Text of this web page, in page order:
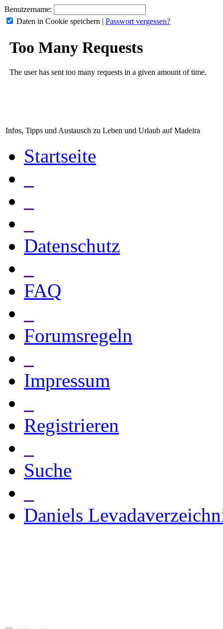
Benutzername:
Daten in Cookie speichern | Passwort vergessen?
Infos, Tipps und Austausch zu Leben und Urlaub auf Madeira
Startseite
Datenschutz
FAQ
Forumsregeln
Impressum
Registrieren
Suche
Daniels